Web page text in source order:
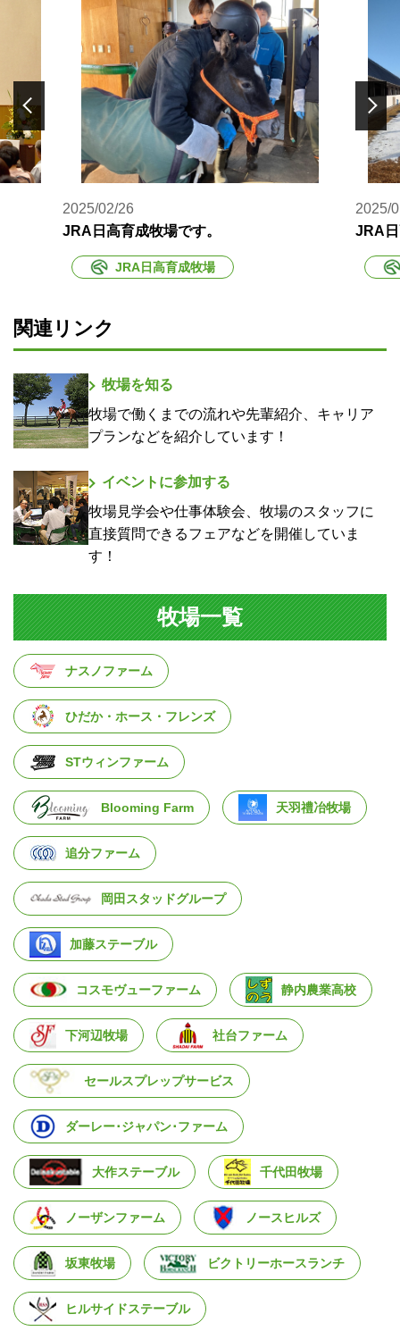
2025/02/26
JRA日高育成牧場です。
JRA日高育成牧場
2025/
JRA
関連リンク
牧場を知る
牧場で働くまでの流れや先輩紹介、キャリア
プランなどを紹介しています！
イベントに参加する
牧場見学会や仕事体験会、牧場のスタッフに
直接質問できるフェアなどを開催していま
す！
牧場一覧
ナスノファーム
ひだか・ホース・フレンズ
STウィンファーム
Blooming Farm 天羽禮冶牧場
追分ファーム
岡田スタッドグループ
加藤ステーブル
コスモヴューファーム 静内農業高校
下河辺牧場 社台ファーム
セールスプレップサービス
ダーレー･ジャパン･ファーム
大作ステーブル 千代田牧場
ノーザンファーム ノースヒルズ
坂東牧場 ビクトリーホースランチ
ヒルサイドステーブル